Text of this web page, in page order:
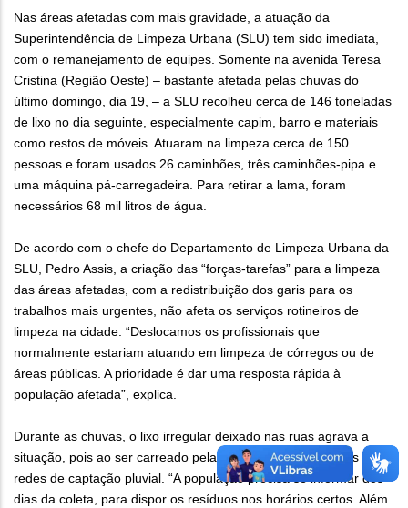
Nas áreas afetadas com mais gravidade, a atuação da
Superintendência de Limpeza Urbana (SLU) tem sido imediata,
com o remanejamento de equipes. Somente na avenida Teresa
Cristina (Região Oeste) – bastante afetada pelas chuvas do
último domingo, dia 19, – a SLU recolheu cerca de 146 toneladas
de lixo no dia seguinte, especialmente capim, barro e materiais
como restos de móveis. Atuaram na limpeza cerca de 150
pessoas e foram usados 26 caminhões, três caminhões-pipa e
uma máquina pá-carregadeira. Para retirar a lama, foram
necessários 68 mil litros de água.
De acordo com o chefe do Departamento de Limpeza Urbana da
SLU, Pedro Assis, a criação das “forças-tarefas” para a limpeza
das áreas afetadas, com a redistribuição dos garis para os
trabalhos mais urgentes, não afeta os serviços rotineiros de
limpeza na cidade. “Deslocamos os profissionais que
normalmente estariam atuando em limpeza de córregos ou de
áreas públicas. A prioridade é dar uma resposta rápida à
população afetada”, explica.
Durante as chuvas, o lixo irregular deixado nas ruas agrava a
situação, pois ao ser carreado pelas águas, entope galerias e
redes de captação pluvial. “A população precisa se informar dos
dias da coleta, para dispor os resíduos nos horários certos. Além